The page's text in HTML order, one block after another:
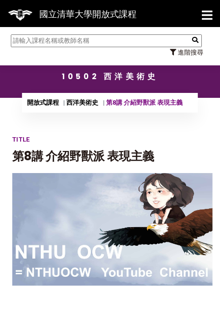
國立清華大學開放式課程
進階搜尋
【7/
10502 西洋美術史
開放式課程 西洋美術史 第8講 介紹野獸派 表現主義
TITLE
第8講 介紹野獸派 表現主義